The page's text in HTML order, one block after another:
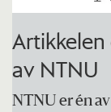
av NTNU
NTNU er én